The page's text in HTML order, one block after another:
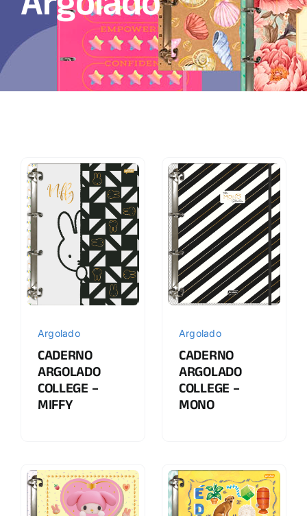
Argolado
CADERNO
ARGOLADO
COLLEGE –
MIFFY
Argolado
CADERNO
ARGOLADO
COLLEGE –
MONO